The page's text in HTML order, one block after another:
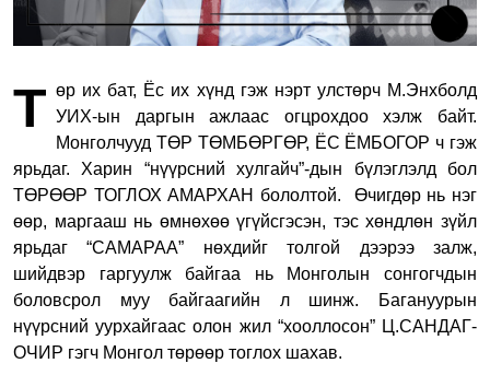
Т өр их бат, Ёс их хүнд гэж нэрт улстөрч М.Энхболд
УИХ-ын даргын ажлаас огцрохдоо хэлж байт.
Монголчууд ТӨР ТӨМБӨРГӨР, ЁС ЁМБОГОР ч гэж
ярьдаг. Харин “нүүрсний хулгайч”-дын бүлэглэлд бол
ТӨРӨӨР ТОГЛОХ АМАРХАН бололтой. Өчигдөр нь нэг
өөр, маргааш нь өмнөхөө үгүйсгэсэн, тэс хөндлөн зүйл
ярьдаг “САМАРАА” нөхдийг толгой дээрээ залж,
шийдвэр гаргуулж байгаа нь Монголын сонгогчдын
боловсрол муу байгаагийн л шинж. Багануурын
нүүрсний уурхайгаас олон жил “хооллосон” Ц.САНДАГ-
ОЧИР гэгч Монгол төрөөр тоглох шахав.